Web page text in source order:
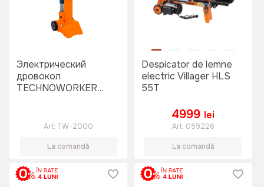
Электрический
дровокол
TECHNOWORKER
Art: TW-2000
La comandă
Despicator de lemne
electric Villager HLS
55T
4999 lei
Art: 059226
La comandă